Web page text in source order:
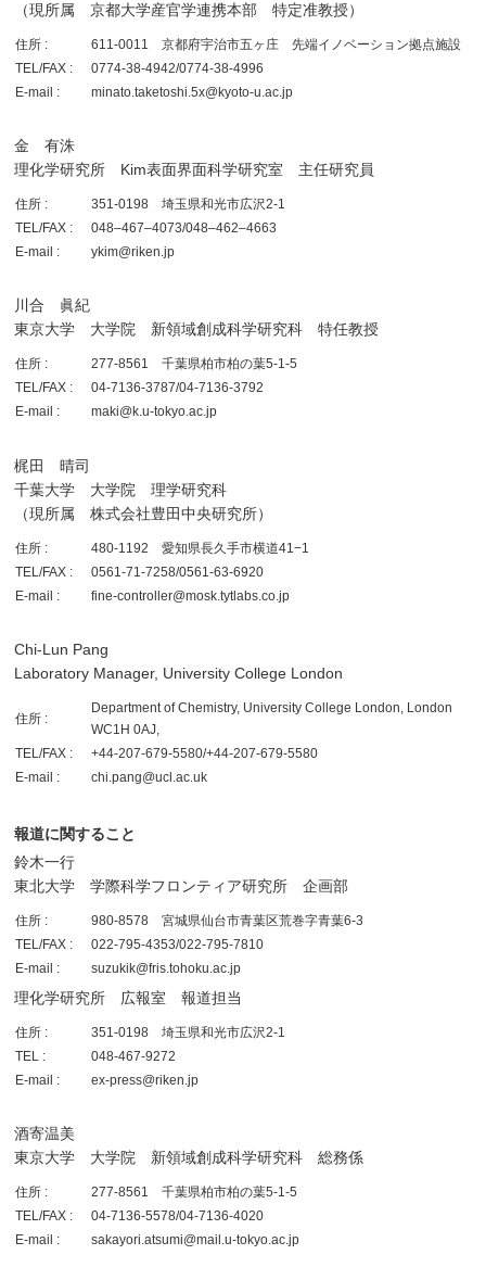
（現所属 京都大学産官学連携本部 特定准教授）
住所 :
611-0011 京都府宇治市五ヶ庄 先端イノベーション拠点施設
TEL/FAX :
0774-38-4942/0774-38-4996
E-mail :
minato.taketoshi.5x@kyoto-u.ac.jp
金 有洙
理化学研究所 Kim表面界面科学研究室 主任研究員
住所 :
351-0198 埼玉県和光市広沢2-1
TEL/FAX :
048‒467‒4073/048‒462‒4663
E-mail :
ykim@riken.jp
川合 眞紀
東京大学 大学院 新領域創成科学研究科 特任教授
住所 :
277-8561 千葉県柏市柏の葉5-1-5
TEL/FAX :
04-7136-3787/04-7136-3792
E-mail :
maki@k.u-tokyo.ac.jp
梶田 晴司
千葉大学 大学院 理学研究科
（現所属 株式会社豊田中央研究所）
住所 :
480-1192 愛知県長久手市横道41−1
TEL/FAX :
0561-71-7258/0561-63-6920
E-mail :
fine-controller@mosk.tytlabs.co.jp
Chi-Lun Pang
Laboratory Manager, University College London
住所 :
Department of Chemistry, University College London, London
WC1H 0AJ,
TEL/FAX :
+44-207-679-5580/+44-207-679-5580
E-mail :
chi.pang@ucl.ac.uk
報道に関すること
鈴木一行
東北大学 学際科学フロンティア研究所 企画部
住所 :
980-8578 宮城県仙台市青葉区荒巻字青葉6-3
TEL/FAX :
022-795-4353/022-795-7810
E-mail :
suzukik@fris.tohoku.ac.jp
理化学研究所 広報室 報道担当
住所 :
351-0198 埼玉県和光市広沢2-1
TEL :
048-467-9272
E-mail :
ex-press@riken.jp
酒寄温美
東京大学 大学院 新領域創成科学研究科 総務係
住所 :
277-8561 千葉県柏市柏の葉5-1-5
TEL/FAX :
04-7136-5578/04-7136-4020
E-mail :
sakayori.atsumi@mail.u-tokyo.ac.jp